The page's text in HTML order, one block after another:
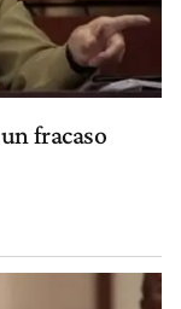
fracaso